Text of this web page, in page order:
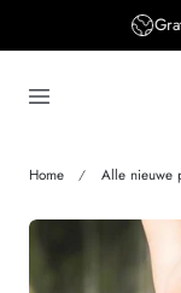
Home Alle nieuwe